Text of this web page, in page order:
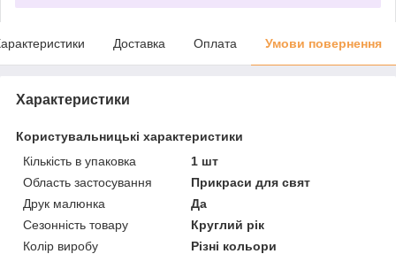
Доставка Оплата Умови повернення
Характеристики
Користувальницькі характеристики
Кількість в упаковка
1 шт
Область застосування
Прикраси для свят
Друк малюнка
Да
Сезонність товару
Круглий рік
Колір виробу
Різні кольори